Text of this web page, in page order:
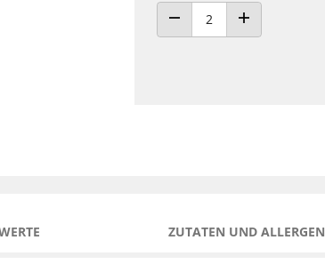
ANZAHL VERRINGERN
ANZAHL
ZUTATEN UND